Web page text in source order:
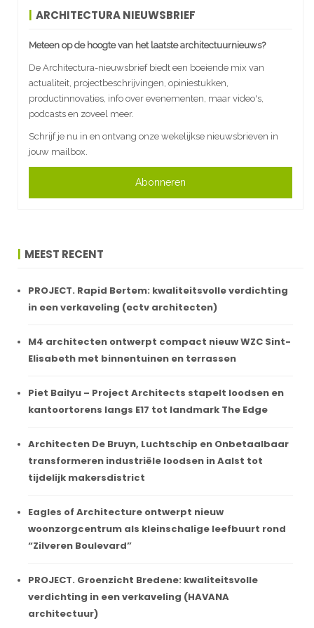
ARCHITECTURA NIEUWSBRIEF
Meteen op de hoogte van het laatste architectuurnieuws?
De Architectura-nieuwsbrief biedt een boeiende mix van
actualiteit, projectbeschrijvingen, opiniestukken,
productinnovaties, info over evenementen, maar video's,
podcasts en zoveel meer.
Schrijf je nu in en ontvang onze wekelijkse nieuwsbrieven in
jouw mailbox.
Abonneren
MEEST RECENT
PROJECT. Rapid Bertem: kwaliteitsvolle verdichting
in een verkaveling (ectv architecten)
M4 architecten ontwerpt compact nieuw WZC Sint-
Elisabeth met binnentuinen en terrassen
Piet Bailyu – Project Architects stapelt loodsen en
kantoortorens langs E17 tot landmark The Edge
Architecten De Bruyn, Luchtschip en Onbetaalbaar
transformeren industriële loodsen in Aalst tot
tijdelijk makersdistrict
Eagles of Architecture ontwerpt nieuw
woonzorgcentrum als kleinschalige leefbuurt rond
“Zilveren Boulevard”
PROJECT. Groenzicht Bredene: kwaliteitsvolle
verdichting in een verkaveling (HAVANA
architectuur)